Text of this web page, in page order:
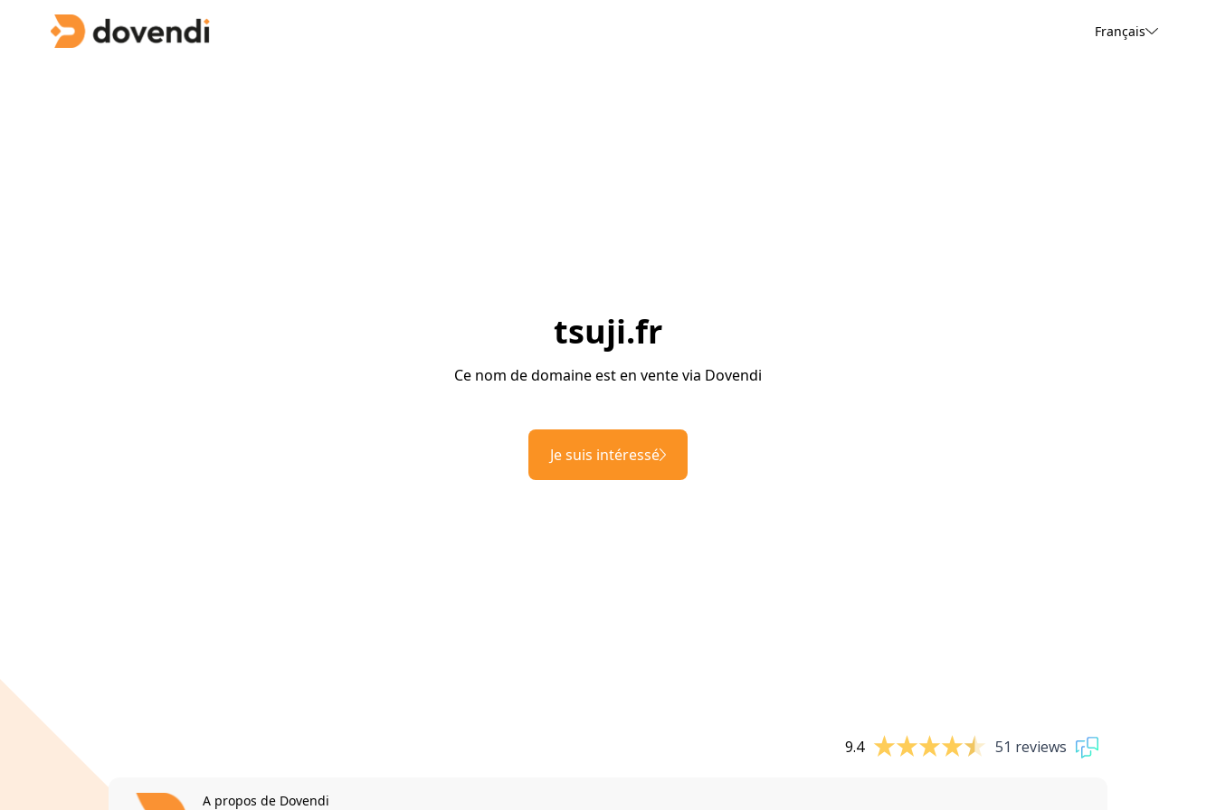
Français
tsuji.fr
Ce nom de domaine est en vente via Dovendi
Je suis intéressé
9.4 51 reviews
A propos de Dovendi